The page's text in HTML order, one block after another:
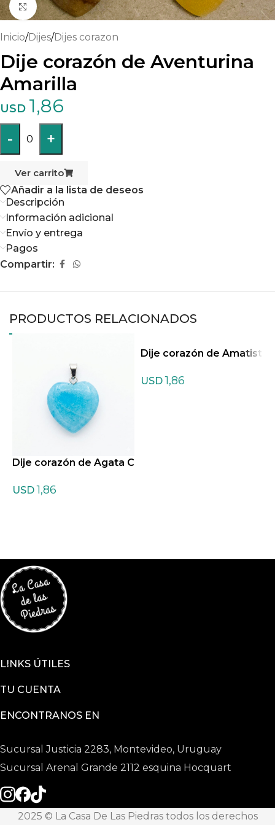
Haga clic para ampliar
Inicio/Dijes/Dijes corazon
Dije corazón de Aventurina
Amarilla
USD 1,86
- 0 +
Ver carrito
Añadir a la lista de deseos
Descripción
Información adicional
Envío y entrega
Pagos
Compartir:
PRODUCTOS RELACIONADOS
Dije corazón de Agata C
USD 1,86
Dije corazón de Amatist
USD 1,86
LINKS ÚTILES
TU CUENTA
ENCONTRANOS EN
Sucursal Justicia 2283, Montevideo, Uruguay
Sucursal Arenal Grande 2112 esquina Hocquart
2025 © La Casa De Las Piedras todos los derechos